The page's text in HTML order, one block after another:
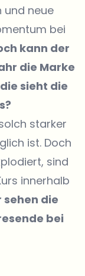
und neue
bei
kann der
die Marke
sieht die
starker
ist. Doch
sind
innerhalb
sehen die
bei